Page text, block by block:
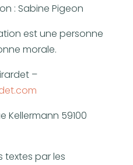
: Sabine Pigeon
est une personne
morale.
–
Kellermann 59100
textes par les